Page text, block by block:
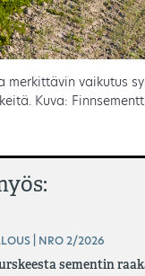
merkittävin vaikutus
Kuva:
| NRO 2/2026
sementin